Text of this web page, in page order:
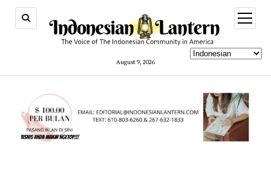
August 9, 2026
open
menu